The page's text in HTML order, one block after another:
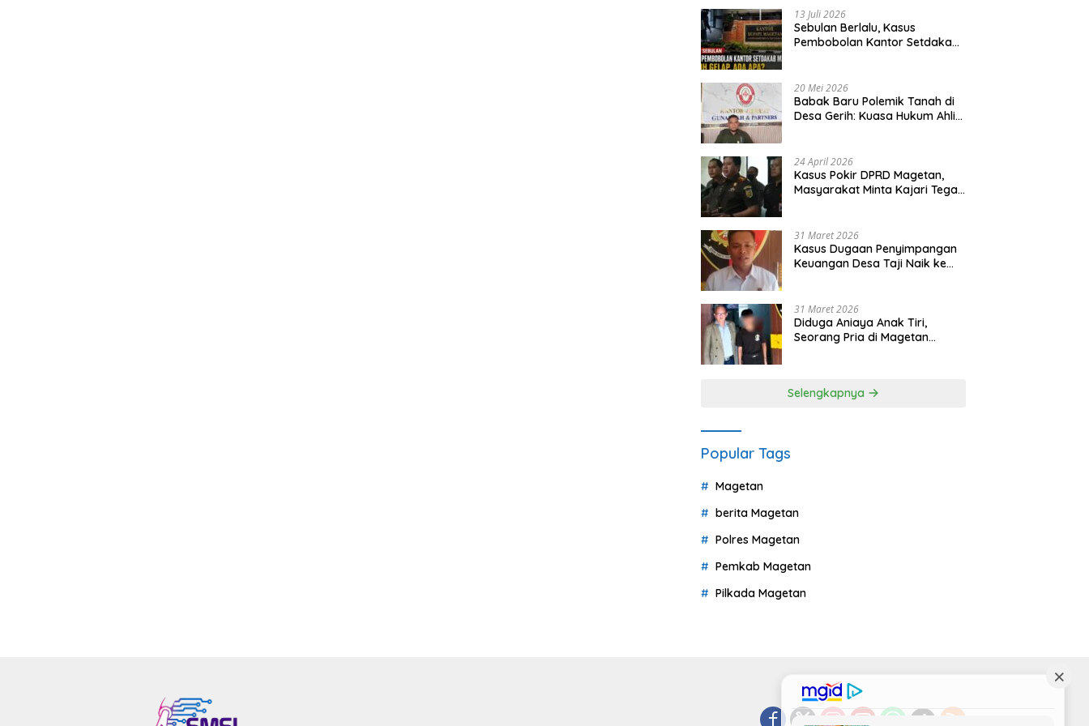
13 Juli 2026
Sebulan Berlalu, Kasus
Pembobolan Kantor Setdakab
20 Mei 2026
Babak Baru Polemik Tanah di
Desa Gerih: Kuasa Hukum Ahli
24 April 2026
Kasus Pokir DPRD Magetan,
Masyarakat Minta Kajari Tegak
31 Maret 2026
Kasus Dugaan Penyimpangan
Keuangan Desa Taji Naik ke
31 Maret 2026
Diduga Aniaya Anak Tiri,
Seorang Pria di Magetan
Selengkapnya
Popular Tags
Magetan
berita Magetan
Polres Magetan
Pemkab Magetan
Pilkada Magetan